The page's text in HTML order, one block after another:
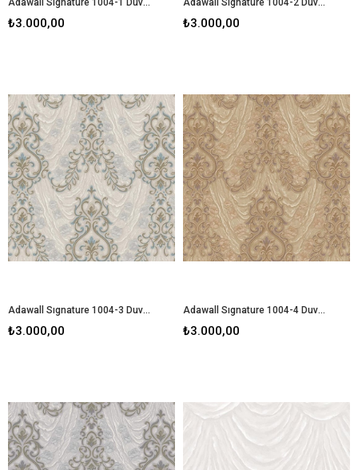
Adawall Sıgnature 1004-1 Duvar Kağıdı
₺3.000,00
Adawall Sıgnature 1004-2 Duvar Kağıdı
₺3.000,00
Adawall Sıgnature 1004-3 Duvar Kağıdı
₺3.000,00
Adawall Sıgnature 1004-4 Duvar Kağıdı
₺3.000,00